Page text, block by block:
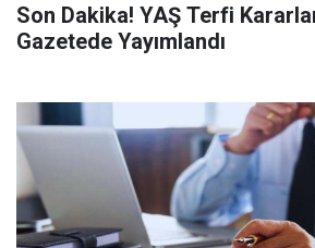
Son Dakika! YAŞ Terfi
Gazetede Yayımlandı